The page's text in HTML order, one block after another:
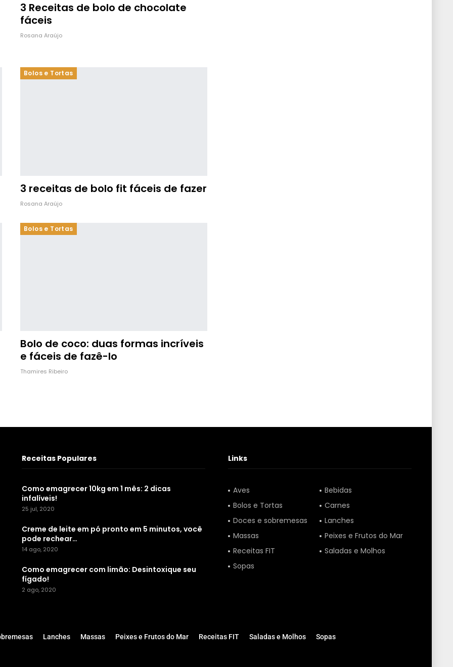
3 Receitas de bolo de chocolate
fáceis
Rosana Araújo
Bolos e Tortas
3 receitas de bolo fit fáceis de fazer
Rosana Araújo
Bolos e Tortas
Bolo de coco: duas formas incríveis
e fáceis de fazê-lo
Thamires Ribeiro
Receitas Populares
Como emagrecer 10kg em 1 mês: 2 dicas
infalíveis!
25 jul, 2020
Creme de leite em pó pronto em 5 minutos, você
pode rechear…
14 ago, 2020
Como emagrecer com limão: Desintoxique seu
fígado!
2 ago, 2020
Links
Aves
Bebidas
Bolos e Tortas
Carnes
Doces e sobremesas
Lanches
Massas
Peixes e Frutos do Mar
Receitas FIT
Saladas e Molhos
Sopas
Lanches Massas Peixes e Frutos do Mar Receitas FIT Saladas e Molhos Sopas